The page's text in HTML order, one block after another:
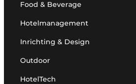
Food & Beverage
Hotelmanagement
Inrichting & Design
Outdoor
HotelTech